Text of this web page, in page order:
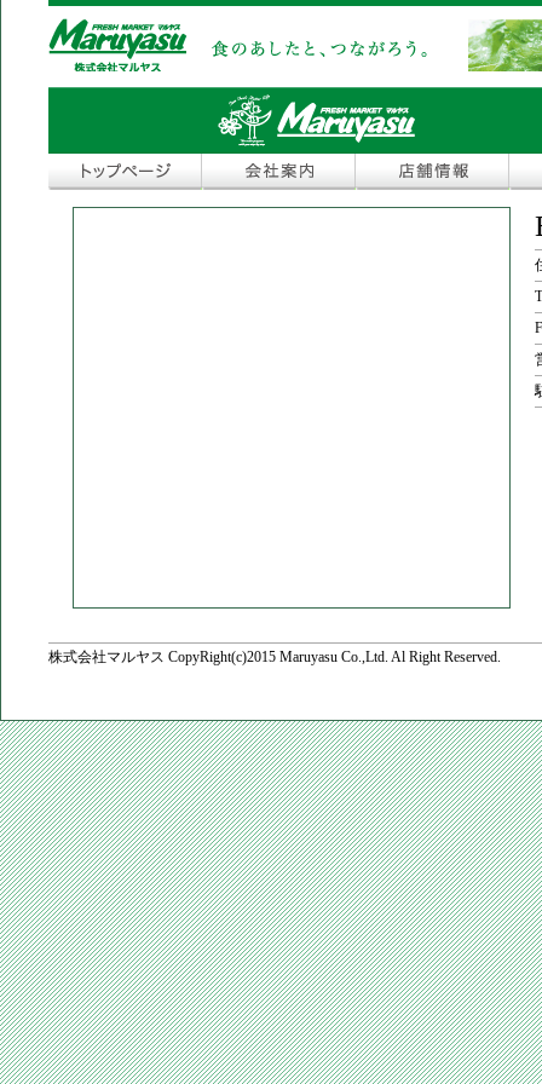
株式会社マルヤス CopyRight(c)2015 Maruyasu Co.,Ltd. Al Right Reserved.